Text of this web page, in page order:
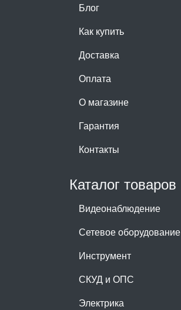
Блог
Как купить
Доставка
Оплата
О магазине
Гарантия
Контакты
Каталог товаров
Видеонаблюдение
Сетевое оборудование
Инструмент
СКУД и ОПС
Электрика